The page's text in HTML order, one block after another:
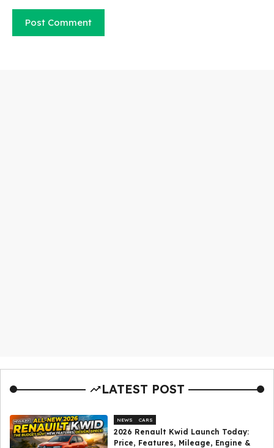
LATEST POST
NEWS CARS
2026 Renault Kwid Launch Today:
Price, Features, Mileage, Engine &